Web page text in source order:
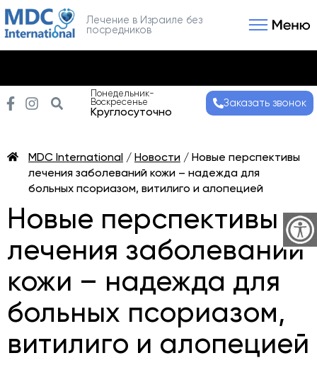
Лечение в Израиле без
посредников
Понедельник-
Воскресенье
Круглосуточно
Заказать звонок
MDC International / Новости / Новые перспективы
лечения заболеваний кожи – надежда для
больных псориазом, витилиго и алопецией
Новые перспективы
лечения заболеваний
кожи – надежда для
больных псориазом,
витилиго и алопецией